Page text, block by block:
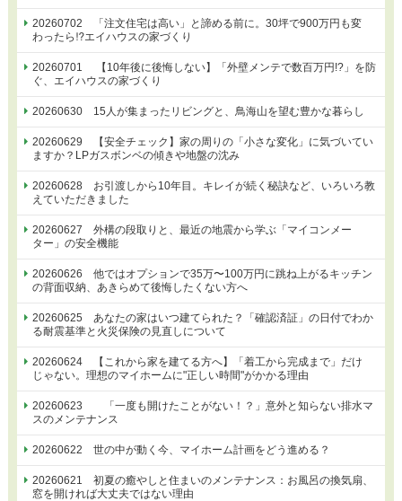
20260702 「注文住宅は高い」と諦める前に。30坪で900万円も変
わったら⁉エイハウスの家づくり
20260701 【10年後に後悔しない】「外壁メンテで数百万円!?」を防
ぐ、エイハウスの家づくり
20260630 15人が集まったリビングと、鳥海山を望む豊かな暮らし
20260629 【安全チェック】家の周りの「小さな変化」に気づいてい
ますか？LPガスボンベの傾きや地盤の沈み
20260628 お引渡しから10年目。キレイが続く秘訣など、いろいろ教
えていただきました
20260627 外構の段取りと、最近の地震から学ぶ「マイコンメー
ター」の安全機能
20260626 他ではオプションで35万〜100万円に跳ね上がるキッチン
の背面収納、あきらめて後悔したくない方へ
20260625 あなたの家はいつ建てられた？「確認済証」の日付でわか
る耐震基準と火災保険の見直しについて
20260624 【これから家を建てる方へ】「着工から完成まで」だけ
じゃない。理想のマイホームに"正しい時間"がかかる理由
20260623 「一度も開けたことがない！？」意外と知らない排水マ
スのメンテナンス
20260622 世の中が動く今、マイホーム計画をどう進める？
20260621 初夏の癒やしと住まいのメンテナンス：お風呂の換気扇、
窓を開ければ大丈夫ではない理由